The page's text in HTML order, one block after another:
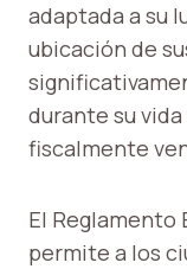
adaptada a su
ubicación de
durante su
fiscalmente
El Reglamento
permite a los